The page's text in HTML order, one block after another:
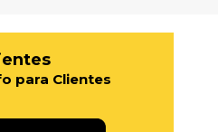
para Clientes